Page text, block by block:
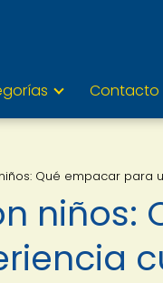
Contacto
Qué empacar para
niños: